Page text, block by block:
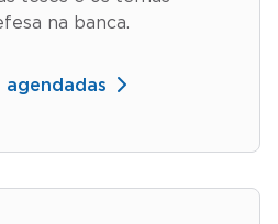
na banca.
agendadas